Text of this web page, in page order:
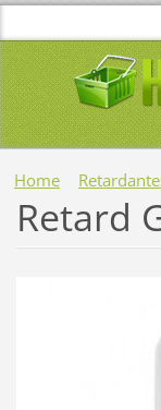
Home
Retard